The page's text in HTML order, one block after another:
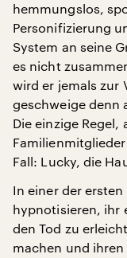
hemmungslos,
Personifizierung
System an seine
es nicht
wird er jemals zur
geschweige denn
Die einzige Regel,
Fall: Lucky, die
In einer der
hypnotisieren, ihr
den Tod zu
machen und